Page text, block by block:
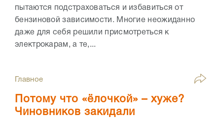
пытаются подстраховаться и избавиться от
бензиновой зависимости. Многие неожиданно
даже для себя решили присмотреться к
электрокарам, а те,...
Главное
Потому что «ёлочкой» – хуже?
Чиновников закидали